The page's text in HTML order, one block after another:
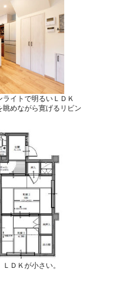
イトで明るいＬＤＫ
めながら寛げるリビン
ＤＫが小さい。